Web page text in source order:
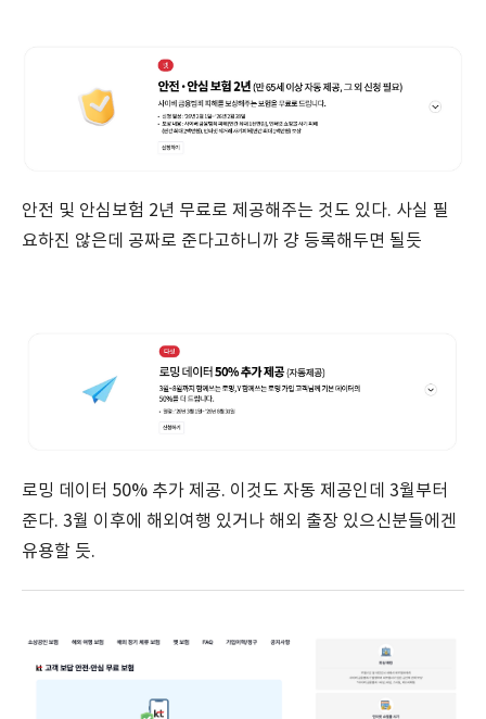
안전 및 안심보험 2년 무료로 제공해주는 것도 있다. 사실 필
요하진 않은데 공짜로 준다고하니까 걍 등록해두면 될듯
로밍 데이터 50% 추가 제공. 이것도 자동 제공인데 3월부터
준다. 3월 이후에 해외여행 있거나 해외 출장 있으신분들에겐
유용할 듯.